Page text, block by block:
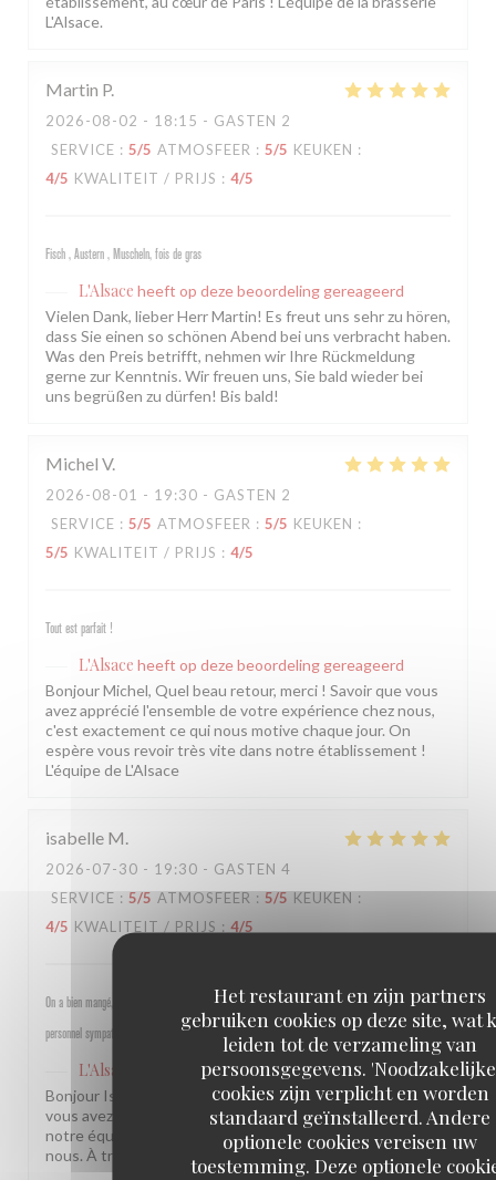
Het restaurant en zijn partners
gebruiken cookies op deze site, wat
leiden tot de verzameling van
persoonsgegevens.
cookies zijn verplicht en worden
standaard geïnstalleerd. Andere
optionele cookies vereisen uw
toestemming. Deze optionele
L'Alsace.
Martin P
2026-08-02 - 18:15 - GASTEN 2
SERVICE : 5/5 ATMOSFEER : 5/5 KEUKEN :
4/5 KWALITEIT / PRIJS : 4/5
Fisch , Austern , Muscheln, fois de gras
L'Alsace heeft op deze beoordeling gereageerd
Vielen Dank, lieber Herr Martin! Es freut uns sehr zu hören,
dass Sie einen so schönen Abend bei uns verbracht haben.
Was den Preis betrifft, nehmen wir Ihre Rückmeldung
gerne zur Kenntnis. Wir freuen uns, Sie bald wieder bei
uns begrüßen zu dürfen! Bis bald!
Michel V
2026-08-01 - 19:30 - GASTEN 2
SERVICE : 5/5 ATMOSFEER : 5/5 KEUKEN :
5/5 KWALITEIT / PRIJS : 4/5
Tout est parfait !
L'Alsace heeft op deze beoordeling gereageerd
Bonjour Michel, Quel beau retour, merci ! Savoir que vous
avez apprécié l'ensemble de votre expérience chez nous,
c'est exactement ce qui nous motive chaque jour. On
espère vous revoir très vite dans notre établissement !
L'équipe de L'Alsace
isabelle M
2026-07-30 - 19:30 - GASTEN 4
SERVICE : 5/5 ATMOSFEER : 5/5 KEUKEN :
4/5 KWALITEIT / PRIJS : 4/5
On a bien mangé, bon rapport qualité prix pour les champs, très bel emplacement, peu d attente,
personnel sympathique et efficace.
L'Alsace
heeft op deze beoordeling gereageerd
Bonjour Isabelle, Merci pour ce beau retour ! Savoir que
vous avez passé un bon moment près des Champs et que
notre équipe a été à la hauteur, c'est une vraie fierté pour
nous. À très bientôt ! L'équipe de L'Alsace